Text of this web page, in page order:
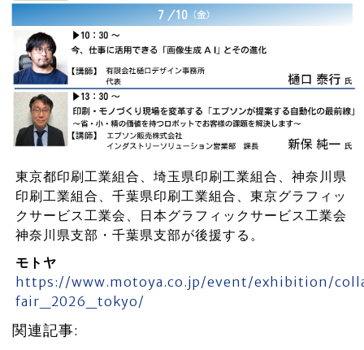
東京都印刷工業組合、埼玉県印刷工業組合、神奈川県
印刷工業組合、千葉県印刷工業組合、東京グラフィッ
クサービス工業会、日本グラフィックサービス工業会
神奈川県支部・千葉県支部が後援する。
モトヤ
https://www.motoya.co.jp/event/exhibition/
fair_2026_tokyo/
関連記事: